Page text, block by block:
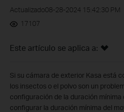
Actualizado08-28-2024 15:42:30 PM
17107
Este artículo se aplica a:
Si su cámara de exterior Kasa está
los insectos o el polvo son un
configuración de la duración mínima
configurar la duración mínima del